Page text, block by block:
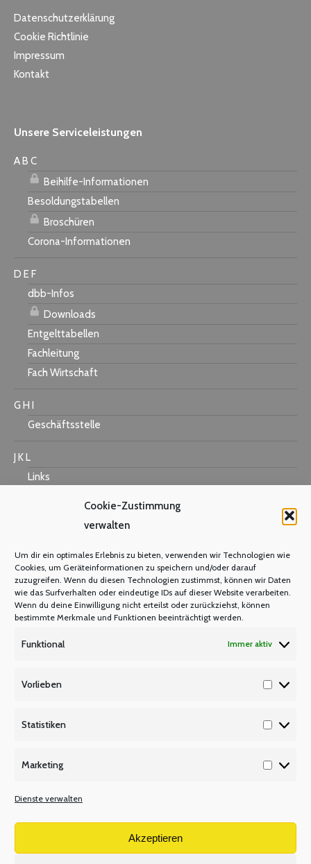
Cookie-Zustimmung
verwalten
Um dir ein optimales Erlebnis zu bieten, verwenden wir Technologien wie
Cookies, um Geräteinformationen zu speichern und/oder darauf
zuzugreifen. Wenn du diesen Technologien zustimmst, können wir Daten
wie das Surfverhalten oder eindeutige IDs auf dieser Website verarbeiten.
Wenn du deine Einwilligung nicht erteilst oder zurückziehst, können
bestimmte Merkmale und Funktionen beeinträchtigt werden.
Funktional Immer aktiv
Vorlieben
Statistiken
Marketing
Dienste verwalten
Akzeptieren
Datenschutzerklärung
Cookie Richtlinie
Impressum
Kontakt
Unsere Serviceleistungen
A B C
Beihilfe-Informationen
Besoldungstabellen
Broschüren
Corona-Informationen
D E F
dbb-Infos
Downloads
Entgelttabellen
Fachleitung
Fach Wirtschaft
G H I
Geschäftsstelle
J K L
Links
Mastercard
Warum Mitglied werden?
Mitgliedsbeitrag
Mitglied werden
Tarifbeschäftigte
V W X